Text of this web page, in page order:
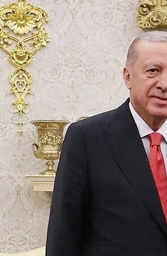
nord
wahrheit
verlag
verlag
veranstaltungen
shop
fragen & hilfe
unterstützen
abo
genossenschaft